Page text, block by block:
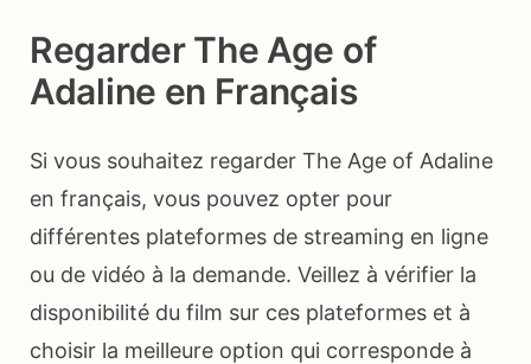
Regarder The Age of
Adaline en Français
Si vous souhaitez regarder The Age of Adaline
en français, vous pouvez opter pour
différentes plateformes de streaming en ligne
ou de vidéo à la demande. Veillez à vérifier la
disponibilité du film sur ces plateformes et à
choisir la meilleure option qui corresponde à